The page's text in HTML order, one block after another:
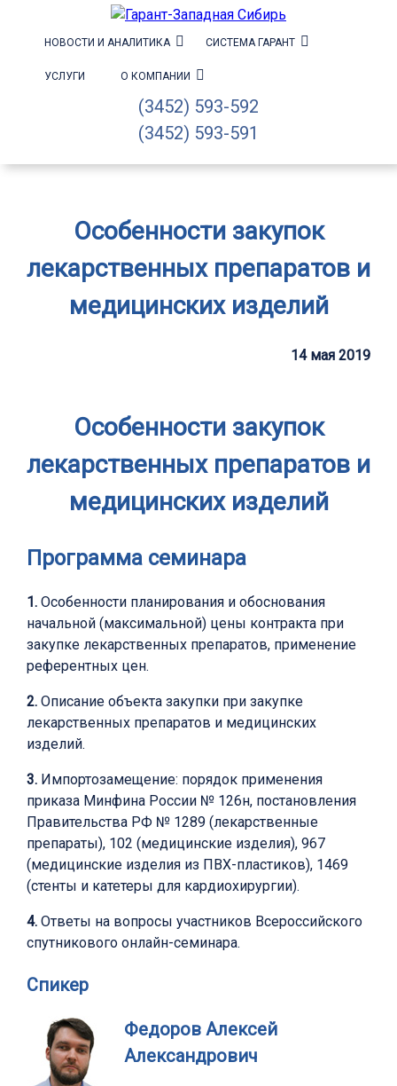
НОВОСТИ И АНАЛИТИКА СИСТЕМА ГАРАНТ
УСЛУГИ О КОМПАНИИ
(3452) 593-592
(3452) 593-591
Особенности закупок
лекарственных препаратов и
медицинских изделий
14 мая 2019
Особенности закупок
лекарственных препаратов и
медицинских изделий
Программа семинара
1. Особенности планирования и обоснования
начальной (максимальной) цены контракта при
закупке лекарственных препаратов, применение
референтных цен.
2. Описание объекта закупки при закупке
лекарственных препаратов и медицинских
изделий.
3. Импортозамещение: порядок применения
приказа Минфина России № 126н, постановления
Правительства РФ № 1289 (лекарственные
препараты), 102 (медицинские изделия), 967
(медицинские изделия из ПВХ-пластиков), 1469
(стенты и катетеры для кардиохирургии).
4. Ответы на вопросы участников Всероссийского
спутникового онлайн-семинара.
Спикер
Федоров Алексей
Александрович